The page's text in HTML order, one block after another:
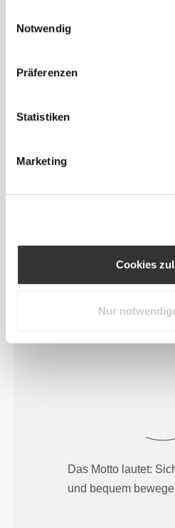
Notwendig
Präferenzen
Statistiken
Marketing
Cookies
Nur
betont die Silhouette
Das Motto lautet:
und bequem